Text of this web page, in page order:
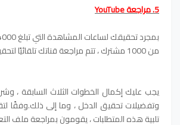
5. مراجعة YouTube
من 1000 مشترك ، تتم مراجعة قناتك تلقائيًا لتحقيق الدخل.
يجب عليك إكمال الخطوات الثلاث السابقة ،
تلبية هذه المتطلبات ، يقومون بمراجعة ملف